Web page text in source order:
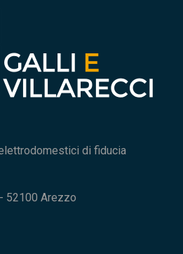
di fiducia
52100 Arezzo